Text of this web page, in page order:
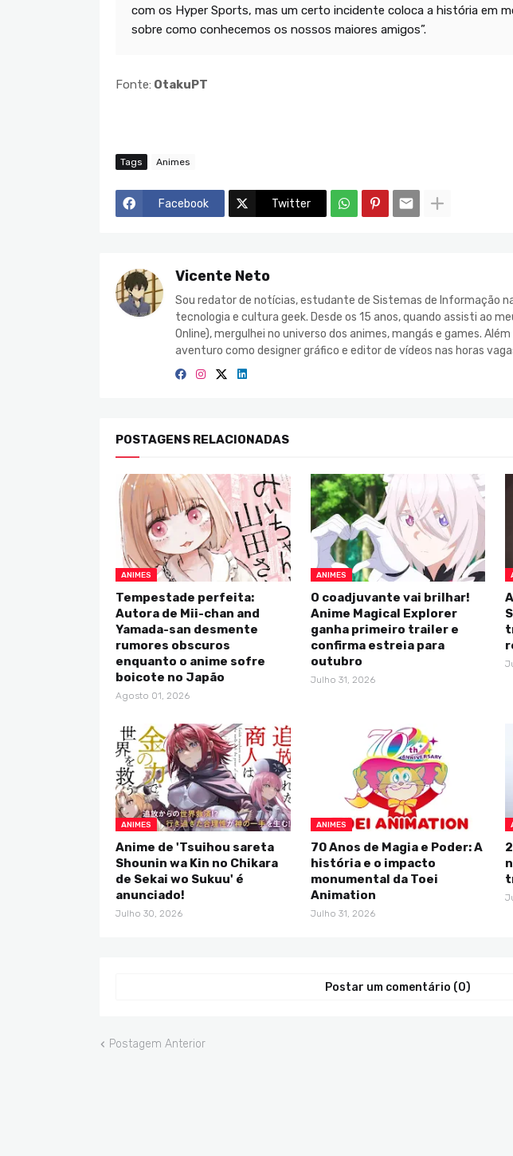
com os Hyper Sports, mas um certo incidente coloca a história em
sobre como conhecemos os nossos maiores amigos”.
Fonte: OtakuPT
Tags Animes
Facebook Twitter
Vicente Neto
Sou redator de notícias, estudante de Sistemas de Informação
tecnologia e cultura geek. Desde os 15 anos, quando assisti ao
Online), mergulhei no universo dos animes, mangás e games.
aventuro como designer gráfico e editor de vídeos nas horas
POSTAGENS RELACIONADAS
ANIMES
Tempestade perfeita:
Autora de Mii-chan and
Yamada-san desmente
rumores obscuros
enquanto o anime sofre
boicote no Japão
Agosto 01, 2026
ANIMES
O coadjuvante vai brilhar!
Anime Magical Explorer
ganha primeiro trailer e
confirma estreia para
outubro
Julho 31, 2026
ANIMES
Anime de 'Tsuihou sareta
Shounin wa Kin no Chikara
de Sekai wo Sukuu' é
anunciado!
Julho 30, 2026
ANIMES
70 Anos de Magia e Poder: A
história e o impacto
monumental da Toei
Animation
Julho 31, 2026
Postar um comentário (0)
Postagem Anterior